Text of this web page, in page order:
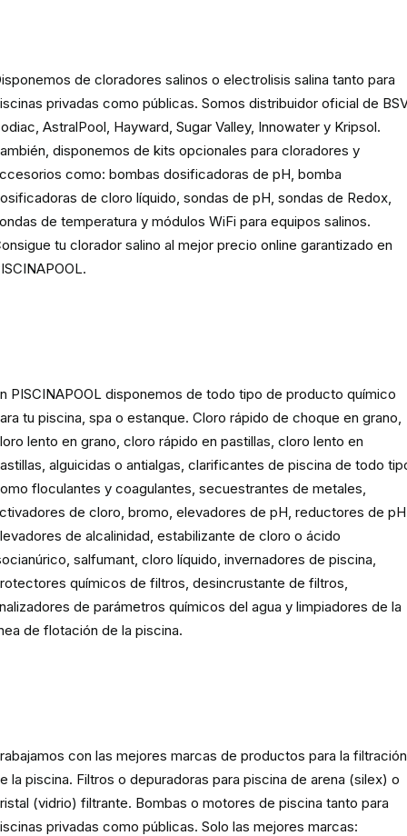
de cloradores salinos o electrolisis salina tanto para
privadas como públicas. Somos distribuidor oficial de
AstralPool, Hayward, Sugar Valley, Innowater y Kripsol.
disponemos de kits opcionales para cloradores y
como: bombas dosificadoras de pH, bomba
de cloro líquido, sondas de pH, sondas de Redox,
de temperatura y módulos WiFi para equipos salinos.
tu clorador salino al mejor precio online garantizado en
PISCINAPOOL disponemos de todo tipo de producto químico
tu piscina, spa o estanque. Cloro rápido de choque en grano,
lento en grano, cloro rápido en pastillas, cloro lento en
alguicidas o antialgas, clarificantes de piscina de todo
floculantes y coagulantes, secuestrantes de metales,
de cloro, bromo, elevadores de pH, reductores de
de alcalinidad, estabilizante de cloro o ácido
salfumant, cloro líquido, invernadores de piscina,
químicos de filtros, desincrustante de filtros,
de parámetros químicos del agua y limpiadores de la
de flotación de la piscina.
con las mejores marcas de productos para la filtración
la piscina. Filtros o depuradoras para piscina de arena (silex) o
(vidrio) filtrante. Bombas o motores de piscina tanto para
privadas como públicas. Solo las mejores marcas: